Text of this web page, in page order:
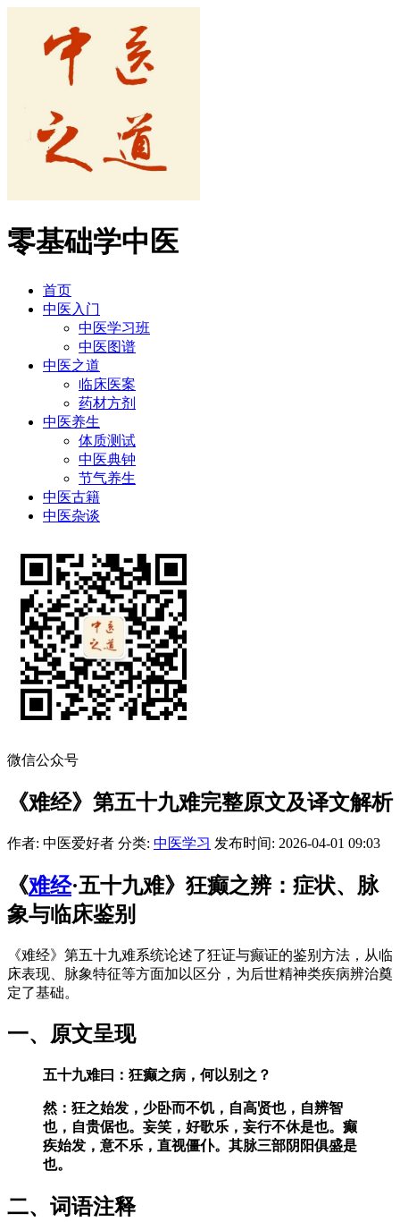
零基础学中医
首页
中医入门
中医学习班
中医图谱
中医之道
临床医案
药材方剂
中医养生
体质测试
中医典钟
节气养生
中医古籍
中医杂谈
微信公众号
《难经》第五十九难完整原文及译文解析
作者: 中医爱好者 分类: 中医学习 发布时间: 2026-04-01 09:03
《难经·五十九难》狂癫之辨：症状、脉
象与临床鉴别
《难经》第五十九难系统论述了狂证与癫证的鉴别方法，从临
床表现、脉象特征等方面加以区分，为后世精神类疾病辨治奠
定了基础。
一、原文呈现
五十九难曰：狂癫之病，何以别之？
然：狂之始发，少卧而不饥，自高贤也，自辨智
也，自贵倨也。妄笑，好歌乐，妄行不休是也。癫
疾始发，意不乐，直视僵仆。其脉三部阴阳俱盛是
也。
二、词语注释